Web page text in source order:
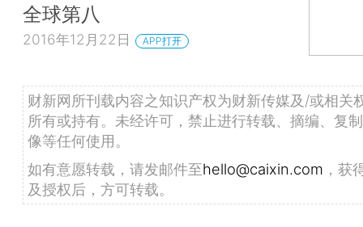
全球第八
2016年12月22日 APP打开
财新网所刊载内容之知识产权为财新传媒及/或相关
所有或持有。未经许可，禁止进行转载、摘编、复
像等任何使用。
如有意愿转载，请发邮件至hello@caixin.com ，获
及授权后，方可转载。